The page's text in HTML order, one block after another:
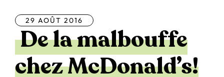
29 AOÛT 2016
De la malbouffe
chez McDonald’s!